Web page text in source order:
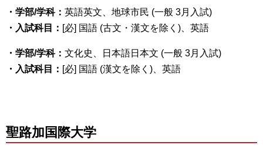
・学部/学科： 英語英文、地球市民 (一般 3月入試)
・入試科目： [必] 国語 (古文・漢文を除く)、英語
・学部/学科： 文化史、日本語日本文 (一般 3月入試)
・入試科目： [必] 国語 (漢文を除く)、英語
聖路加国際大学